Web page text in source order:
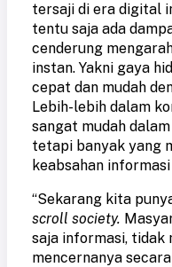
tersaji di era digital
tentu saja ada
cenderung
instan. Yakni gaya
cepat dan mudah
Lebih-lebih dalam
sangat mudah
tetapi banyak yang
keabsahan
“Sekarang kita
scroll society.
saja informasi, tidak
mencernanya